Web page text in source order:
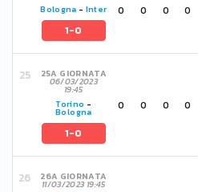
Bologna - Inter
1-0
0 0 0 0
25A GIORNATA
06/03/2023
19:45
Torino -
Bologna
1-0
0 0 0 0
26A GIORNATA
11/03/2023 19:45